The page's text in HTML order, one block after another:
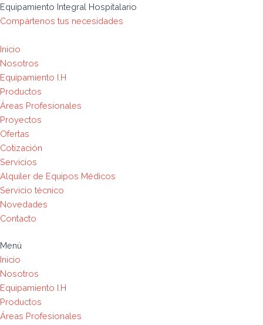
Ir
al
Equipamiento Integral Hospitalario
Compártenos tus necesidades
Inicio
Nosotros
Equipamiento I.H
Productos
Áreas Profesionales
Proyectos
Ofertas
Cotización
Servicios
Alquiler de Equipos Médicos
Servicio técnico
Novedades
Contacto
Menú
Inicio
Nosotros
Equipamiento I.H
Productos
Áreas Profesionales
Búsqueda
de
Analizador
de
32B
quantity
Analizador
de
58
quantity
Analizador
de
31
quantity
Analizador
de
500C
quantity
Analizador
hematológico
partes
diferenciales
BH-
5390
quantity
Analizador
hematológico
partes
diferenciales
BH-
6180
quantity
Analizador
químico
640A
quantity